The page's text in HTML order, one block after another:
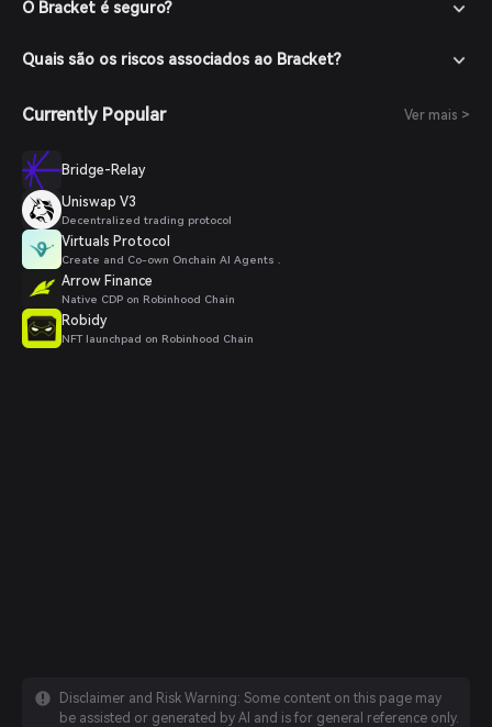
Faça seu pedido: Selecione o par de negociação desejado
deseja comprar e confirme seu pedido. Uma vez concluída a
O Bracket é seguro?
Quais são os riscos associados ao Bracket?
Currently Popular Ver mais >
Bridge-Relay
Uniswap V3
Decentralized trading protocol
Virtuals Protocol
Create and Co-own Onchain AI Agents .
Arrow Finance
Native CDP on Robinhood Chain
Robidy
NFT launchpad on Robinhood Chain
Disclaimer and Risk Warning: Some content on this page may
be assisted or generated by AI and is for general reference only.